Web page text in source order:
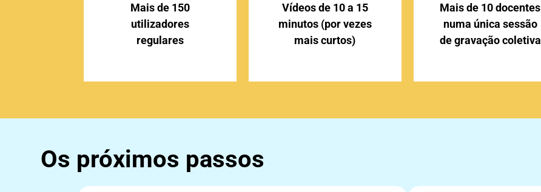
Mais de 150
utilizadores
regulares
Vídeos de 10 a 15
minutos (por vezes
mais curtos)
Mais de 10 docentes
numa única sessão
de gravação coletiva
Os próximos passos